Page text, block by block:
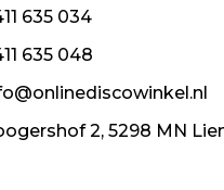
635 034
635 048
2, 5298 MN